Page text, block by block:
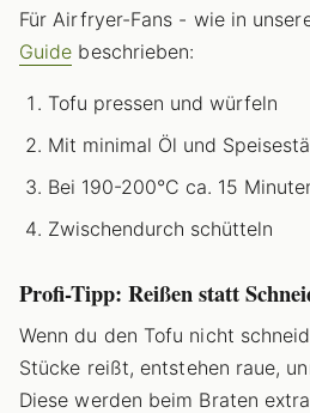
Für Airfryer-Fans - wie in
Guide beschrieben:
Tofu pressen und würfeln
Mit minimal Öl und
Bei 190-200°C ca. 15
Zwischendurch schütteln
Profi-Tipp: Reißen statt
Wenn du den Tofu nicht
Stücke reißt, entstehen raue,
Diese werden beim Braten